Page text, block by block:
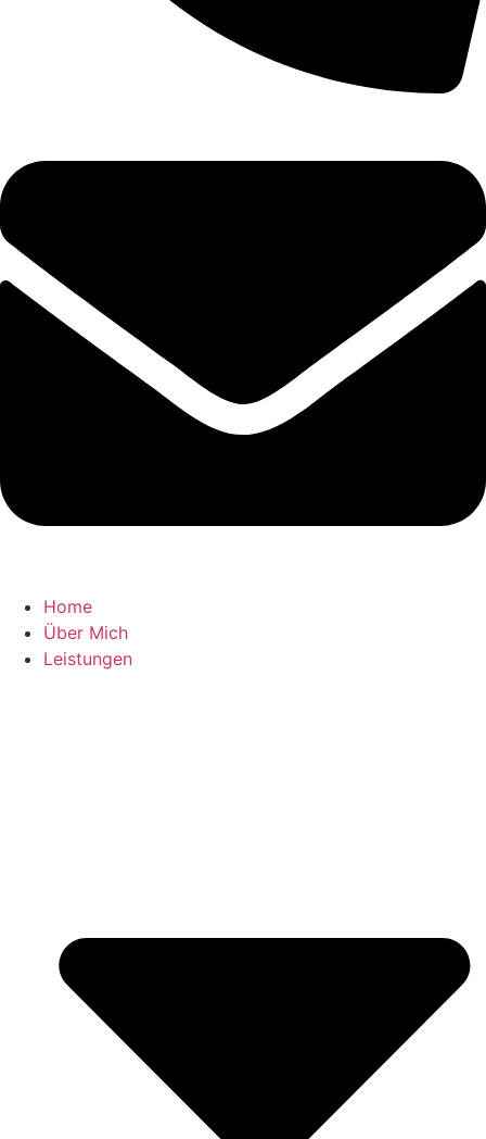
Home
Über Mich
Leistungen